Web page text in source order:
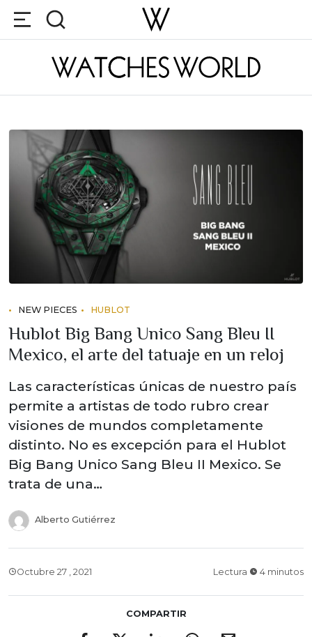
NEW PIECES HUBLOT
Hublot Big Bang Unico Sang Bleu II
Mexico, el arte del tatuaje en un reloj
Las características únicas de nuestro país
permite a artistas de todo rubro crear
visiones de mundos completamente
distinto. No es excepción para el Hublot
Big Bang Unico Sang Bleu II Mexico. Se
trata de una…
Alberto Gutiérrez
Octubre 27 , 2021 Lectura 4 minutos
COMPARTIR